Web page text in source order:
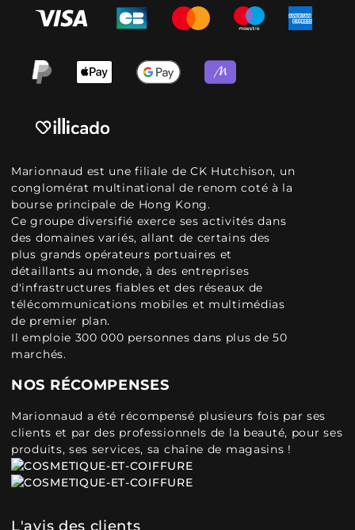
Marionnaud est une filiale de CK Hutchison, un
conglomérat multinational de renom coté à la
bourse principale de Hong Kong.
Ce groupe diversifié exerce ses activités dans
des domaines variés, allant de certains des
plus grands opérateurs portuaires et
détaillants au monde, à des entreprises
d'infrastructures fiables et des réseaux de
télécommunications mobiles et multimédias
de premier plan.
Il emploie 300 000 personnes dans plus de 50
marchés.
NOS RÉCOMPENSES
Marionnaud a été récompensé plusieurs fois par ses
clients et par des professionnels de la beauté, pour ses
produits, ses services, sa chaîne de magasins !
L'avis des clients